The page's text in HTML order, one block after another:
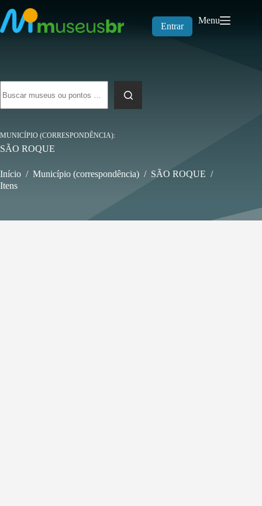
para
o
conteúdo
Entrar
Menu
resultados
MUNICÍPIO (CORRESPONDÊNCIA)
SÃO ROQUE
Início / Município (correspondência) / SÃO ROQUE /
Itens